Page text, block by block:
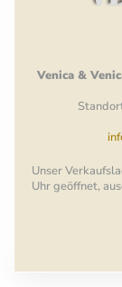
Venica &
Unser
Uhr geöffnet,